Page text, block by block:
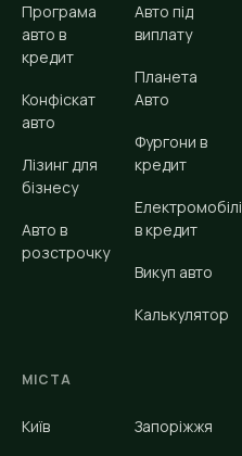
Програма
авто в
кредит
Конфіскат
авто
Лізинг для
бізнесу
Авто в
розстрочку
Авто під
виплату
Планета
Авто
Фургони в
кредит
Електромобілі
в кредит
Викуп авто
Калькулятор
МІСТА
Київ Запоріжжя